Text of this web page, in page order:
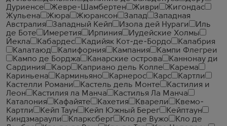
Дуриенсе
Жевре-Шамбертен Живри
Жигондас
Жульена
Жюра Жюрансон Запад
Западная
Австралия
Западный Кейп Изола дей Нураги
Иль
де Боте
Имеретия Ирпиния
Иудейские Холмы
Йекла
Кабардес Кадийяк Кот-де-Бордо
Калабрия
Калатаюд
Калифорния Кампания
Кампи Флегреи
Кампо де Борджа
Канарские острова
Каннонау ди
Сардиния
Каор Каприано дель Колле
Карема
Кариньена
Карминьяно Карнерос Карс
Картли
Кастелли Романи
Кастель дель Монте
Кастилия и
Леон
Кастилия ла Манча
Кастилья Ла Манча
Каталония
Кафайяте Кахетия Кварели
Квемо-
Картли
Кейп Таун Кейп Южный Берег
Кейптаун
Киндзмараули
Кларксберг Кло де Вужо
Кло де